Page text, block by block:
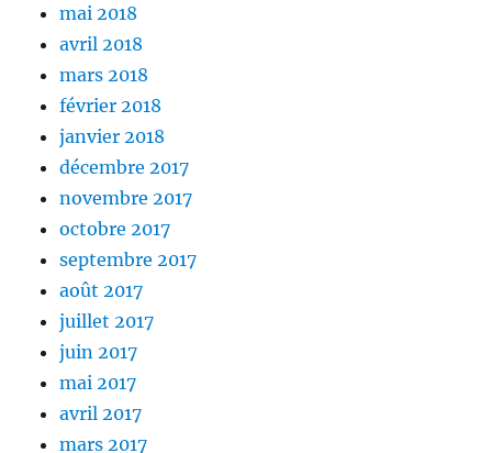
mai 2018
avril 2018
mars 2018
février 2018
janvier 2018
décembre 2017
novembre 2017
octobre 2017
septembre 2017
août 2017
juillet 2017
juin 2017
mai 2017
avril 2017
mars 2017